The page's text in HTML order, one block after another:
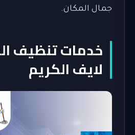
جمال المكان.
خدمات تنظيف
لايف الكريم